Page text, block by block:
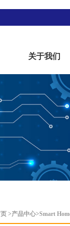
关于我们
>产品中心>Smart